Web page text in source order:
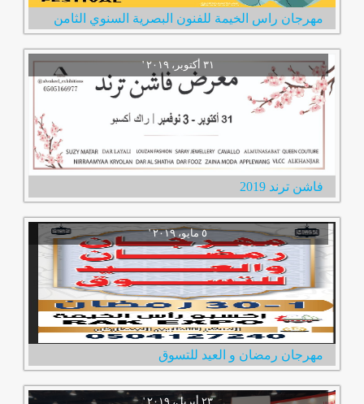
مهرجان راس الخيمة للفنون البصرية السنوي الثامن
فاشن ترند 2019
‏٥ مايو، ٢٠١٩‏ ‏'‏
مهرجان رمضان و العيد للتسوق
‏٢٣ أبريل، ٢٠١٩‏ ‏'‏